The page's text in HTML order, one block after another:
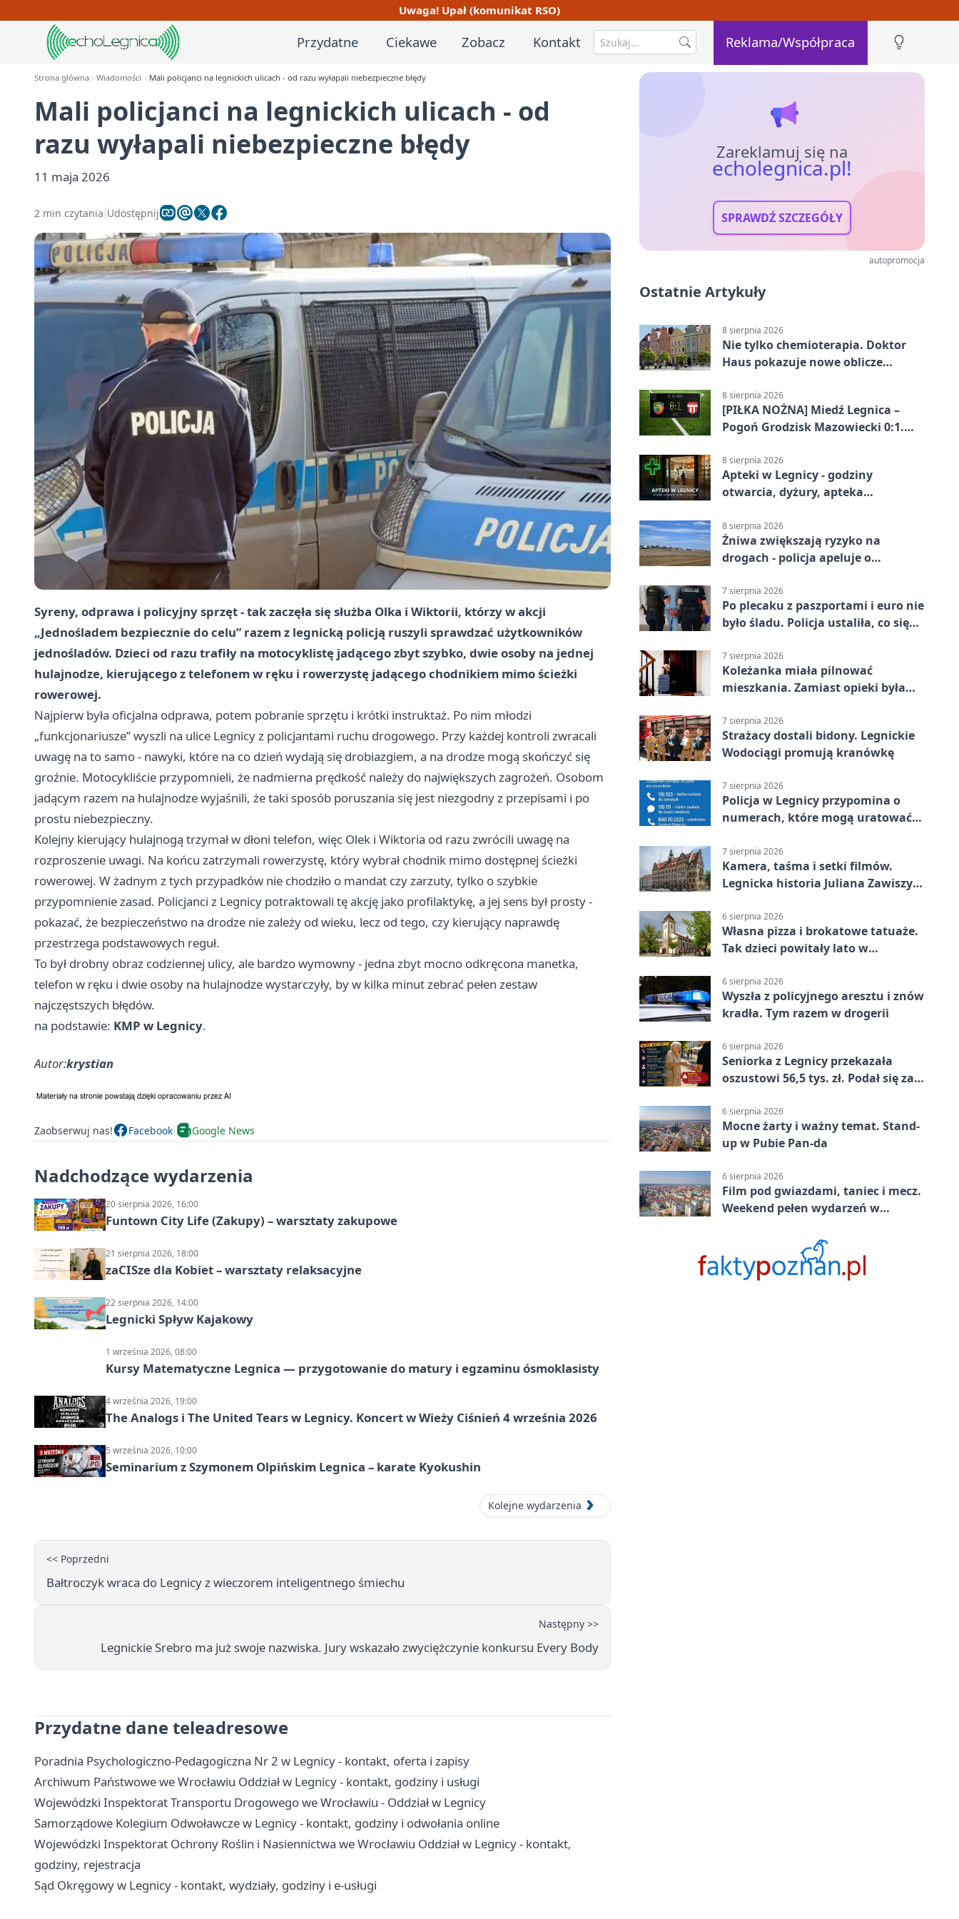
Uwaga! Upał (komunikat RSO)
Przydatne Ciekawe Zobacz Kontakt Reklama/Współpraca
Strona główna Wiadomości Mali policjanci na legnickich ulicach - od razu wyłapali niebezpieczne błędy
Mali policjanci na legnickich ulicach - od
razu wyłapali niebezpieczne błędy
11 maja 2026
2 min czytania Udostępnij
Syreny, odprawa i policyjny sprzęt - tak zaczęła się służba Olka i Wiktorii, którzy w akcji
„Jednośladem bezpiecznie do celu” razem z legnicką policją ruszyli sprawdzać użytkowników
jednośladów. Dzieci od razu trafiły na motocyklistę jadącego zbyt szybko, dwie osoby na jednej
hulajnodze, kierującego z telefonem w ręku i rowerzystę jadącego chodnikiem mimo ścieżki
rowerowej.
Najpierw była oficjalna odprawa, potem pobranie sprzętu i krótki instruktaż. Po nim młodzi
„funkcjonariusze” wyszli na ulice Legnicy z policjantami ruchu drogowego. Przy każdej kontroli zwracali
uwagę na to samo - nawyki, które na co dzień wydają się drobiazgiem, a na drodze mogą skończyć się
groźnie. Motocykliście przypomnieli, że nadmierna prędkość należy do największych zagrożeń. Osobom
jadącym razem na hulajnodze wyjaśnili, że taki sposób poruszania się jest niezgodny z przepisami i po
prostu niebezpieczny.
Kolejny kierujący hulajnogą trzymał w dłoni telefon, więc Olek i Wiktoria od razu zwrócili uwagę na
rozproszenie uwagi. Na końcu zatrzymali rowerzystę, który wybrał chodnik mimo dostępnej ścieżki
rowerowej. W żadnym z tych przypadków nie chodziło o mandat czy zarzuty, tylko o szybkie
przypomnienie zasad. Policjanci z Legnicy potraktowali tę akcję jako profilaktykę, a jej sens był prosty -
pokazać, że bezpieczeństwo na drodze nie zależy od wieku, lecz od tego, czy kierujący naprawdę
przestrzega podstawowych reguł.
To był drobny obraz codziennej ulicy, ale bardzo wymowny - jedna zbyt mocno odkręcona manetka,
telefon w ręku i dwie osoby na hulajnodze wystarczyły, by w kilka minut zebrać pełen zestaw
najczęstszych błędów.
na podstawie: KMP w Legnicy.
Autor:krystian
Zaobserwuj nas! Facebook Google News
Nadchodzące wydarzenia
20 sierpnia 2026, 16:00
Funtown City Life (Zakupy) – warsztaty zakupowe
21 sierpnia 2026, 18:00
zaCISze dla Kobiet – warsztaty relaksacyjne
22 sierpnia 2026, 14:00
Legnicki Spływ Kajakowy
1 września 2026, 08:00
Kursy Matematyczne Legnica — przygotowanie do matury i egzaminu ósmoklasisty
4 września 2026, 19:00
The Analogs i The United Tears w Legnicy. Koncert w Wieży Ciśnień 4 września 2026
5 września 2026, 10:00
Seminarium z Szymonem Olpińskim Legnica – karate Kyokushin
Kolejne wydarzenia
<< Poprzedni
Bałtroczyk wraca do Legnicy z wieczorem inteligentnego śmiechu
Następny >>
Legnickie Srebro ma już swoje nazwiska. Jury wskazało zwyciężczynie konkursu Every Body
Przydatne dane teleadresowe
Poradnia Psychologiczno-Pedagogiczna Nr 2 w Legnicy - kontakt, oferta i zapisy
Archiwum Państwowe we Wrocławiu Oddział w Legnicy - kontakt, godziny i usługi
Wojewódzki Inspektorat Transportu Drogowego we Wrocławiu - Oddział w Legnicy
Samorządowe Kolegium Odwoławcze w Legnicy - kontakt, godziny i odwołania online
Wojewódzki Inspektorat Ochrony Roślin i Nasiennictwa we Wrocławiu Oddział w Legnicy - kontakt,
godziny, rejestracja
Sąd Okręgowy w Legnicy - kontakt, wydziały, godziny i e-usługi
Zareklamuj się na
echolegnica.pl!
SPRAWDŹ SZCZEGÓŁY
autopromocja
Ostatnie Artykuły
8 sierpnia 2026
Nie tylko chemioterapia. Doktor
Haus pokazuje nowe oblicze
8 sierpnia 2026
[PIŁKA NOŻNA] Miedź Legnica –
Pogoń Grodzisk Mazowiecki 0:1.
meczu w Legnicy
8 sierpnia 2026
Apteki w Legnicy - godziny
otwarcia, dyżury, apteka
8 sierpnia 2026
Żniwa zwiększają ryzyko na
drogach - policja apeluje o
7 sierpnia 2026
Po plecaku z paszportami i euro nie
było śladu. Policja ustaliła, co się
7 sierpnia 2026
Koleżanka miała pilnować
mieszkania. Zamiast opieki była
7 sierpnia 2026
Strażacy dostali bidony. Legnickie
Wodociągi promują kranówkę
7 sierpnia 2026
Policja w Legnicy przypomina o
numerach, które mogą uratować
7 sierpnia 2026
Kamera, taśma i setki filmów.
Legnicka historia Juliana Zawiszy
6 sierpnia 2026
Własna pizza i brokatowe tatuaże.
Tak dzieci powitały lato w
6 sierpnia 2026
Wyszła z policyjnego aresztu i znów
kradła. Tym razem w drogerii
6 sierpnia 2026
Seniorka z Legnicy przekazała
oszustowi 56,5 tys. zł. Podał się za
6 sierpnia 2026
Mocne żarty i ważny temat. Stand-
up w Pubie Pan-da
6 sierpnia 2026
Film pod gwiazdami, taniec i mecz.
Weekend pełen wydarzeń w